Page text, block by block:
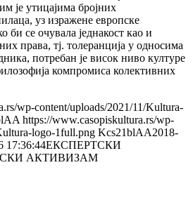
је утицајима бројних
уз изражене европске
би се очувала једнакост као и
права, тј. толеранција у односима
потребан је висок ниво културе
компромиса колективних
wp-content/uploads/2021/11/Kultura-
https://www.casopiskultura.rs/wp-
logo-1full.png Kcs21blAA2018-
17:36:44ЕКСПЕРТСКИ
АКТИВИЗАМ